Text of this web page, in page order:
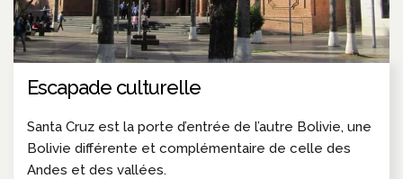
Escapade culturelle
Santa Cruz est la porte d’entrée de l’autre Bolivie, une
Bolivie différente et complémentaire de celle des
Andes et des vallées.